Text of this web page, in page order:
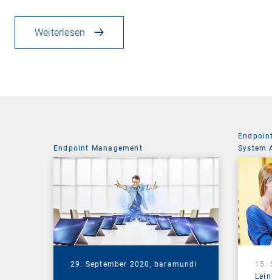
Weiterlesen
Endpoint Management
29. September 2020, baramundi
System
15.